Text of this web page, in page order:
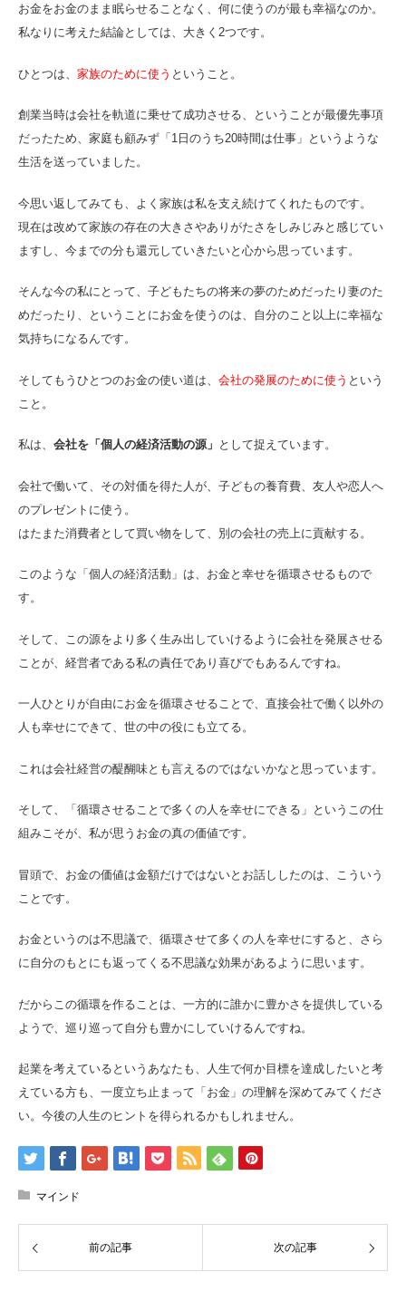
お金をお金のまま眠らせることなく、何に使うのが最も幸福なのか。
私なりに考えた結論としては、大きく2つです。
ひとつは、 家族のために使う ということ。
創業当時は会社を軌道に乗せて成功させる、ということが最優先事項
だったため、家庭も顧みず「1日のうち20時間は仕事」というような
生活を送っていました。
今思い返してみても、よく家族は私を支え続けてくれたものです。
現在は改めて家族の存在の大きさやありがたさをしみじみと感じてい
ますし、今までの分も還元していきたいと心から思っています。
そんな今の私にとって、子どもたちの将来の夢のためだったり妻のた
めだったり、ということにお金を使うのは、自分のこと以上に幸福な
気持ちになるんです。
そしてもうひとつのお金の使い道は、 会社の発展のために使う という
こと。
私は、 会社を「個人の経済活動の源」 として捉えています。
会社で働いて、その対価を得た人が、子どもの養育費、友人や恋人へ
のプレゼントに使う。
はたまた消費者として買い物をして、別の会社の売上に貢献する。
このような「個人の経済活動」は、お金と幸せを循環させるもので
す。
そして、この源をより多く生み出していけるように会社を発展させる
ことが、経営者である私の責任であり喜びでもあるんですね。
一人ひとりが自由にお金を循環させることで、直接会社で働く以外の
人も幸せにできて、世の中の役にも立てる。
これは会社経営の醍醐味とも言えるのではないかなと思っています。
そして、「循環させることで多くの人を幸せにできる」というこの仕
組みこそが、私が思うお金の真の価値です。
冒頭で、お金の価値は金額だけではないとお話ししたのは、こういう
ことです。
お金というのは不思議で、循環させて多くの人を幸せにすると、さら
に自分のもとにも返ってくる不思議な効果があるように思います。
だからこの循環を作ることは、一方的に誰かに豊かさを提供している
ようで、巡り巡って自分も豊かにしていけるんですね。
起業を考えているというあなたも、人生で何か目標を達成したいと考
えている方も、一度立ち止まって「お金」の理解を深めてみてくださ
い。今後の人生のヒントを得られるかもしれません。
マインド
前の記事 次の記事